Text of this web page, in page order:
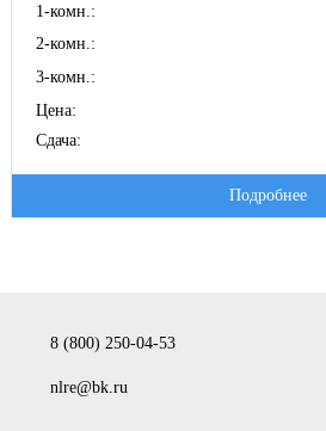
1-комн.:
2-комн.:
3-комн.:
Цена:
Сдача:
Подробнее
8 (800) 250-04-53
nlre@bk.ru